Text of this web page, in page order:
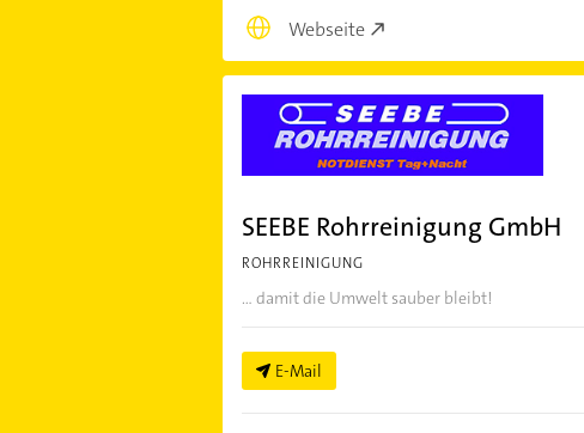
Webseite
SEEBE Rohrreinigung GmbH
ROHRREINIGUNG
... damit die Umwelt sauber bleibt!
E-Mail